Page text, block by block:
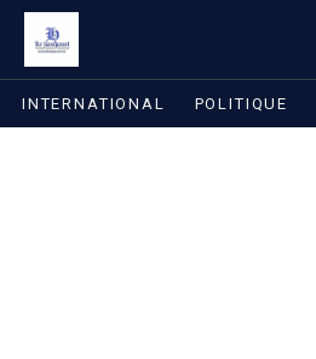
INTERNATIONAL POLITIQUE